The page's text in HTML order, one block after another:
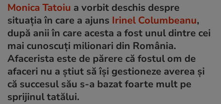
Monica Tatoiu a vorbit deschis despre
situația în care a ajuns Irinel Columbeanu,
după anii în care acesta a fost unul dintre cei
mai cunoscuți milionari din România.
Afacerista este de părere că fostul om de
afaceri nu a știut să își gestioneze averea și
că succesul său s-a bazat foarte mult pe
sprijinul tatălui.